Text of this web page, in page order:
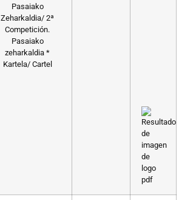
Pasaiako
Zeharkaldia/ 2ª
Competición.
Pasaiako
zeharkaldia *
Kartela/ Cartel